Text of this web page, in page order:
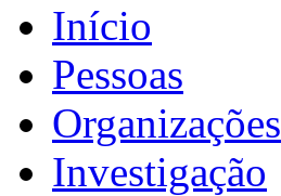
Início
Pessoas
Organizações
Investigação